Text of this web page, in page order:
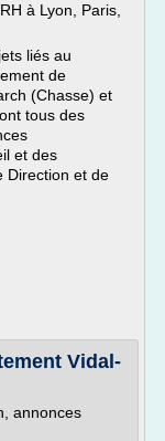
à Lyon, Paris,
liés au
de
(Chasse) et
tous des
et des
Direction et de
Vidal-
annonces